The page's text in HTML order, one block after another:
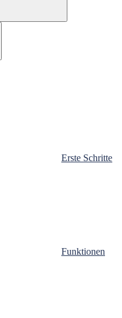
Erste Schritte
Funktionen